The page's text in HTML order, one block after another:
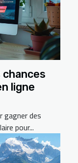
chances
ligne
gagner des
pour...